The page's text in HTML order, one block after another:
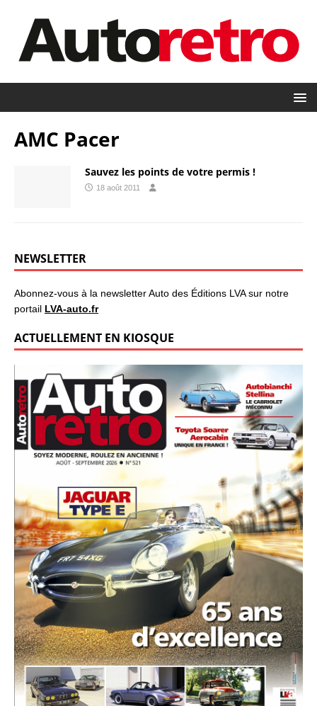
AMC Pacer
Sauvez les points de votre permis !
18 août 2011
NEWSLETTER
Abonnez-vous à la newsletter Auto des Éditions LVA sur notre
portail LVA-auto.fr
ACTUELLEMENT EN KIOSQUE